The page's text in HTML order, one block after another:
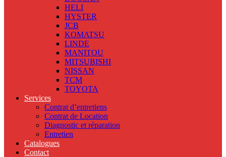
HELI
HYSTER
JCB
KOMATSU
LINDE
MANITOU
MITSUBISHI
NISSAN
TCM
TOYOTA
Services
Contrat d’entretiens
Contrat de Location
Diagnostic et réparation
Entretien
Catalogues
Contact